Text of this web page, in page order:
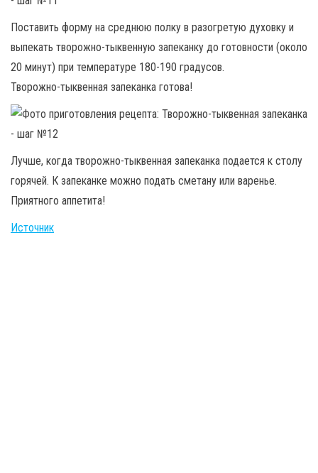
Поставить форму на среднюю полку в разогретую духовку и
выпекать творожно-тыквенную запеканку до готовности (около
20 минут) при температуре 180-190 градусов.
Творожно-тыквенная запеканка готова!
Лучше, когда творожно-тыквенная запеканка подается к столу
горячей. К запекан­ке можно подать сметану или варенье.
Приятного аппетита!
Источник